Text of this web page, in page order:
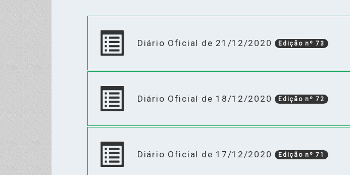
Diário Oficial de 21/12/2020 Edição nº 73
Diário Oficial de 18/12/2020 Edição nº 72
Diário Oficial de 17/12/2020 Edição nº 71